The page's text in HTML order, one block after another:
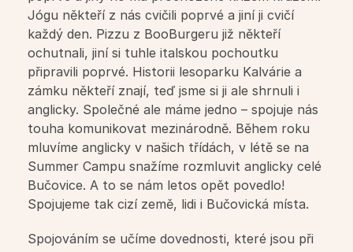
Letní intenzivní kurzy
Týdenní intenzivní kurzy
Školy
Pásmo pro školy
English is fun pro MŠ
Jógu někteří z nás cvičili poprvé a jiní ji cvičí
každý den. Pizzu z BooBurgeru již někteří
ochutnali, jiní si tuhle italskou pochoutku
připravili poprvé. Historii lesoparku Kalvárie a
zámku někteří znají, teď jsme si ji ale shrnuli i
anglicky. Společné ale máme jedno – spojuje nás
touha komunikovat mezinárodně. Během roku
mluvíme anglicky v našich třídách, v létě se na
Summer Campu snažíme rozmluvit anglicky celé
Bučovice. A to se nám letos opět povedlo!
Spojujeme tak cizí země, lidi i Bučovická místa.
Spojováním se učíme dovednosti, které jsou při